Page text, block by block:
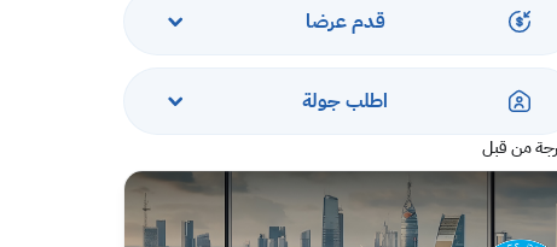
قدم عرضا
اطلب جولة
من قبل